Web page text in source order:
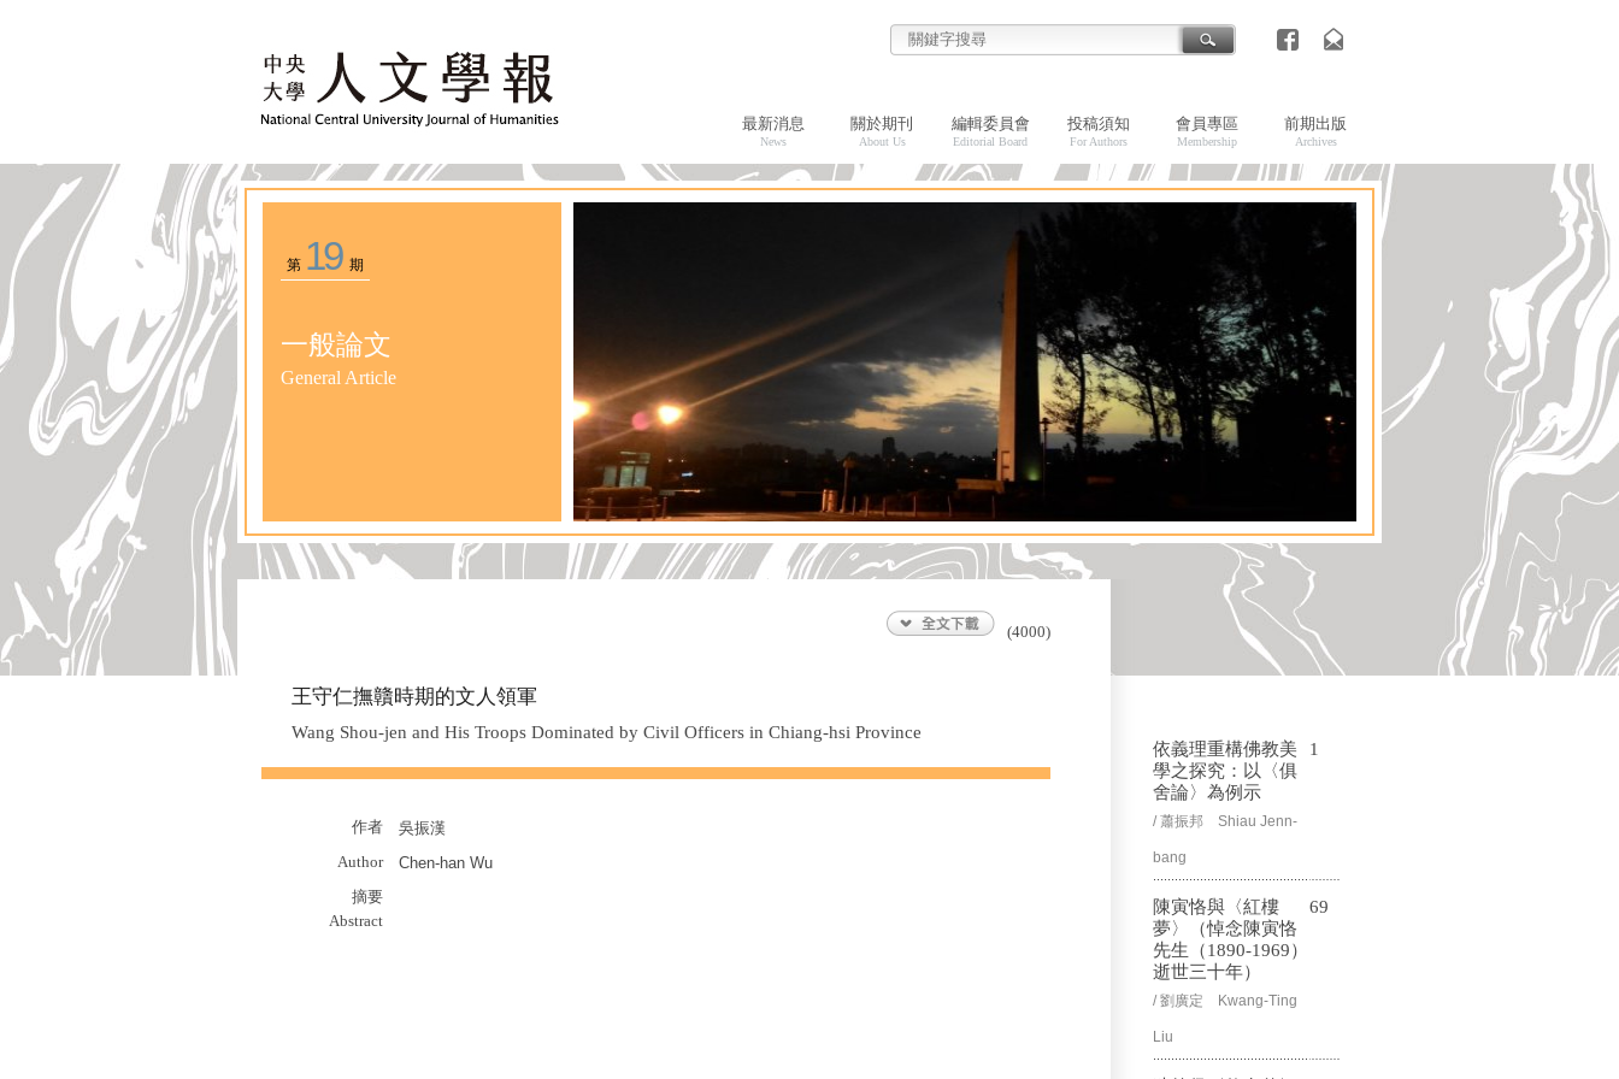
最新消息
News
關於期刊
About Us
編輯委員會
Editorial Board
投稿須知
For Authors
會員專區
Membership
前期出版
Archives
第 19期
一般論文
General Article
(4000)
王守仁撫贛時期的文人領軍
Wang Shou-jen and His Troops Dominated by Civil Officers in Chiang-hsi Province
作者
吳振漢
Author
Chen-han Wu
摘要
Abstract
依義理重構佛教美
學之探究：以〈俱
舍論〉為例示
/ 蕭振邦 Shiau Jenn-
bang
1
陳寅恪與〈紅樓
夢〉（悼念陳寅恪
先生（1890-1969）
逝世三十年）
/ 劉廣定 Kwang-Ting
Liu
69